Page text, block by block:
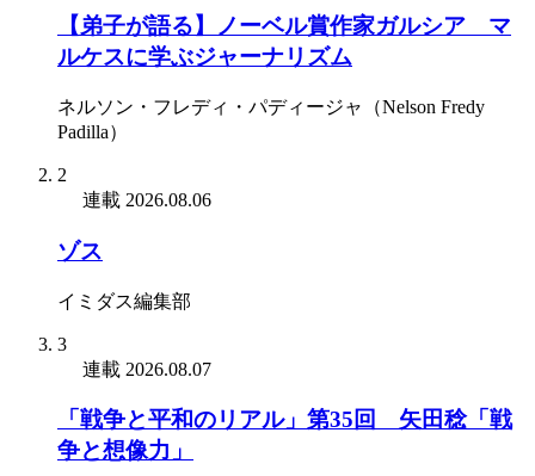
【弟子が語る】ノーベル賞作家ガルシア゠マ
ルケスに学ぶジャーナリズム
ネルソン・フレディ・パディージャ（Nelson Fredy
Padilla）
2
連載 2026.08.06
ゾス
イミダス編集部
3
連載 2026.08.07
「戦争と平和のリアル」第35回 矢田稔「戦
争と想像力」